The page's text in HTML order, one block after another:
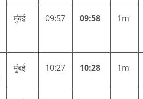
मुंबई 09:57 09:58 1m
मुंबई 10:27 10:28 1m